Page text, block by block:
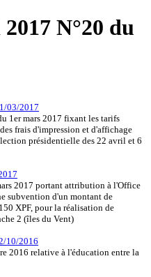
N°20 du
03/2017
1er mars 2017 fixant les tarifs
frais d'impression et d'affichage
présidentielle des 22 avril et 6
2017 portant attribution à l'Office
subvention d'un montant de
XPF, pour la réalisation de
2 (îles du Vent)
10/2016
2016 relative à l'éducation entre la